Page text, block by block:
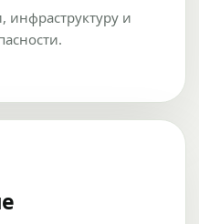
инфраструктуру и